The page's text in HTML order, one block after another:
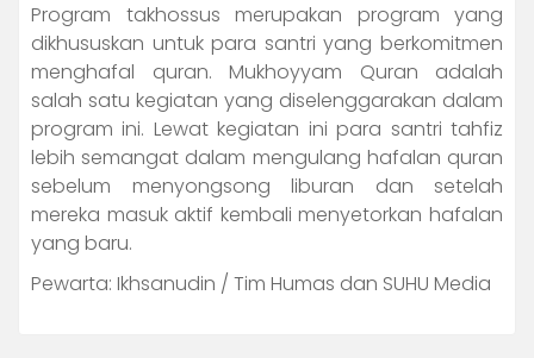
Program takhossus merupakan program yang
dikhususkan untuk para santri yang berkomitmen
menghafal quran. Mukhoyyam Quran adalah
salah satu kegiatan yang diselenggarakan dalam
program ini. Lewat kegiatan ini para santri tahfiz
lebih semangat dalam mengulang hafalan quran
sebelum menyongsong liburan dan setelah
mereka masuk aktif kembali menyetorkan hafalan
yang baru.
Pewarta: Ikhsanudin / Tim Humas dan SUHU Media